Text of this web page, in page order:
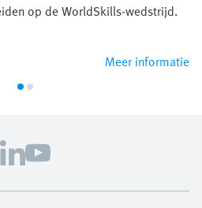
op de WorldSkills-wedstrijd.
Meer informatie